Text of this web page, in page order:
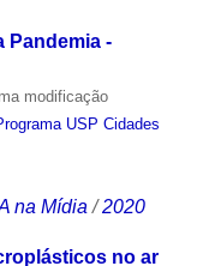
Pandemia -
modificação
USP Cidades
na Mídia /2020
no ar